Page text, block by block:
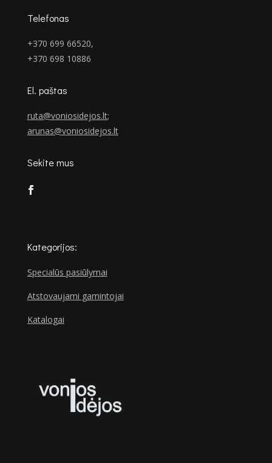
Telefonas
+370 699 66520,
+370 698 10886
El. paštas
ruta@voniosidejos.lt;
arunas@voniosidejos.lt
Sekite mus
Kategorijos:
Specialūs pasiūlymai
Atstovaujami gamintojai
Katalogai